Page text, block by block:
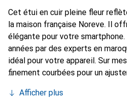
Cet étui en cuir pleine fleur
la maison française Noreve. Il
élégante pour votre smartphone.
années par des experts en
idéal pour votre appareil. Sur
finement courbées pour un
smartphone. La marque Noreve
Afficher plus